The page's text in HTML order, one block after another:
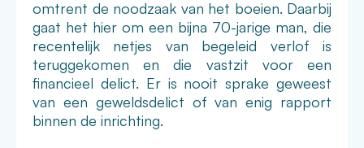
omtrent de noodzaak van het boeien. Daarbij
gaat het hier om een bijna 70-jarige man, die
recentelijk netjes van begeleid verlof is
teruggekomen en die vastzit voor een
financieel delict. Er is nooit sprake geweest
van een geweldsdelict of van enig rapport
binnen de inrichting.